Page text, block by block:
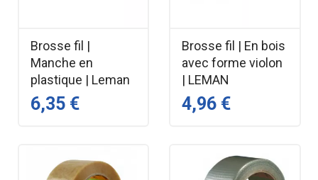
Brosse fil |
Manche en
plastique | Leman
6,35 €
Brosse fil | En bois
avec forme violon
| LEMAN
4,96 €